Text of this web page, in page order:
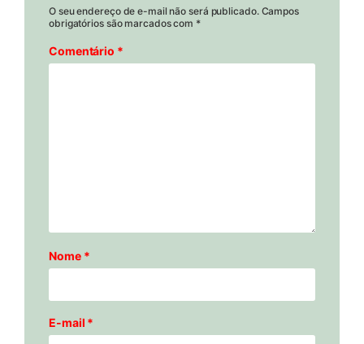
O seu endereço de e-mail não será publicado. Campos
obrigatórios são marcados com *
Comentário *
Nome *
E-mail *